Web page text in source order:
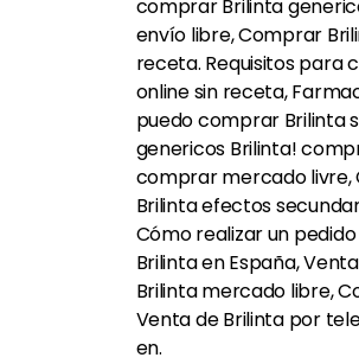
comprar Brilinta
envío libre, Comprar
receta. Requisitos para
online sin receta,
puedo comprar Brilinta
genericos Brilinta!
comprar mercado livre,
Brilinta efectos
Cómo realizar un
Brilinta en España,
Brilinta mercado libre,
Venta de Brilinta por
en.